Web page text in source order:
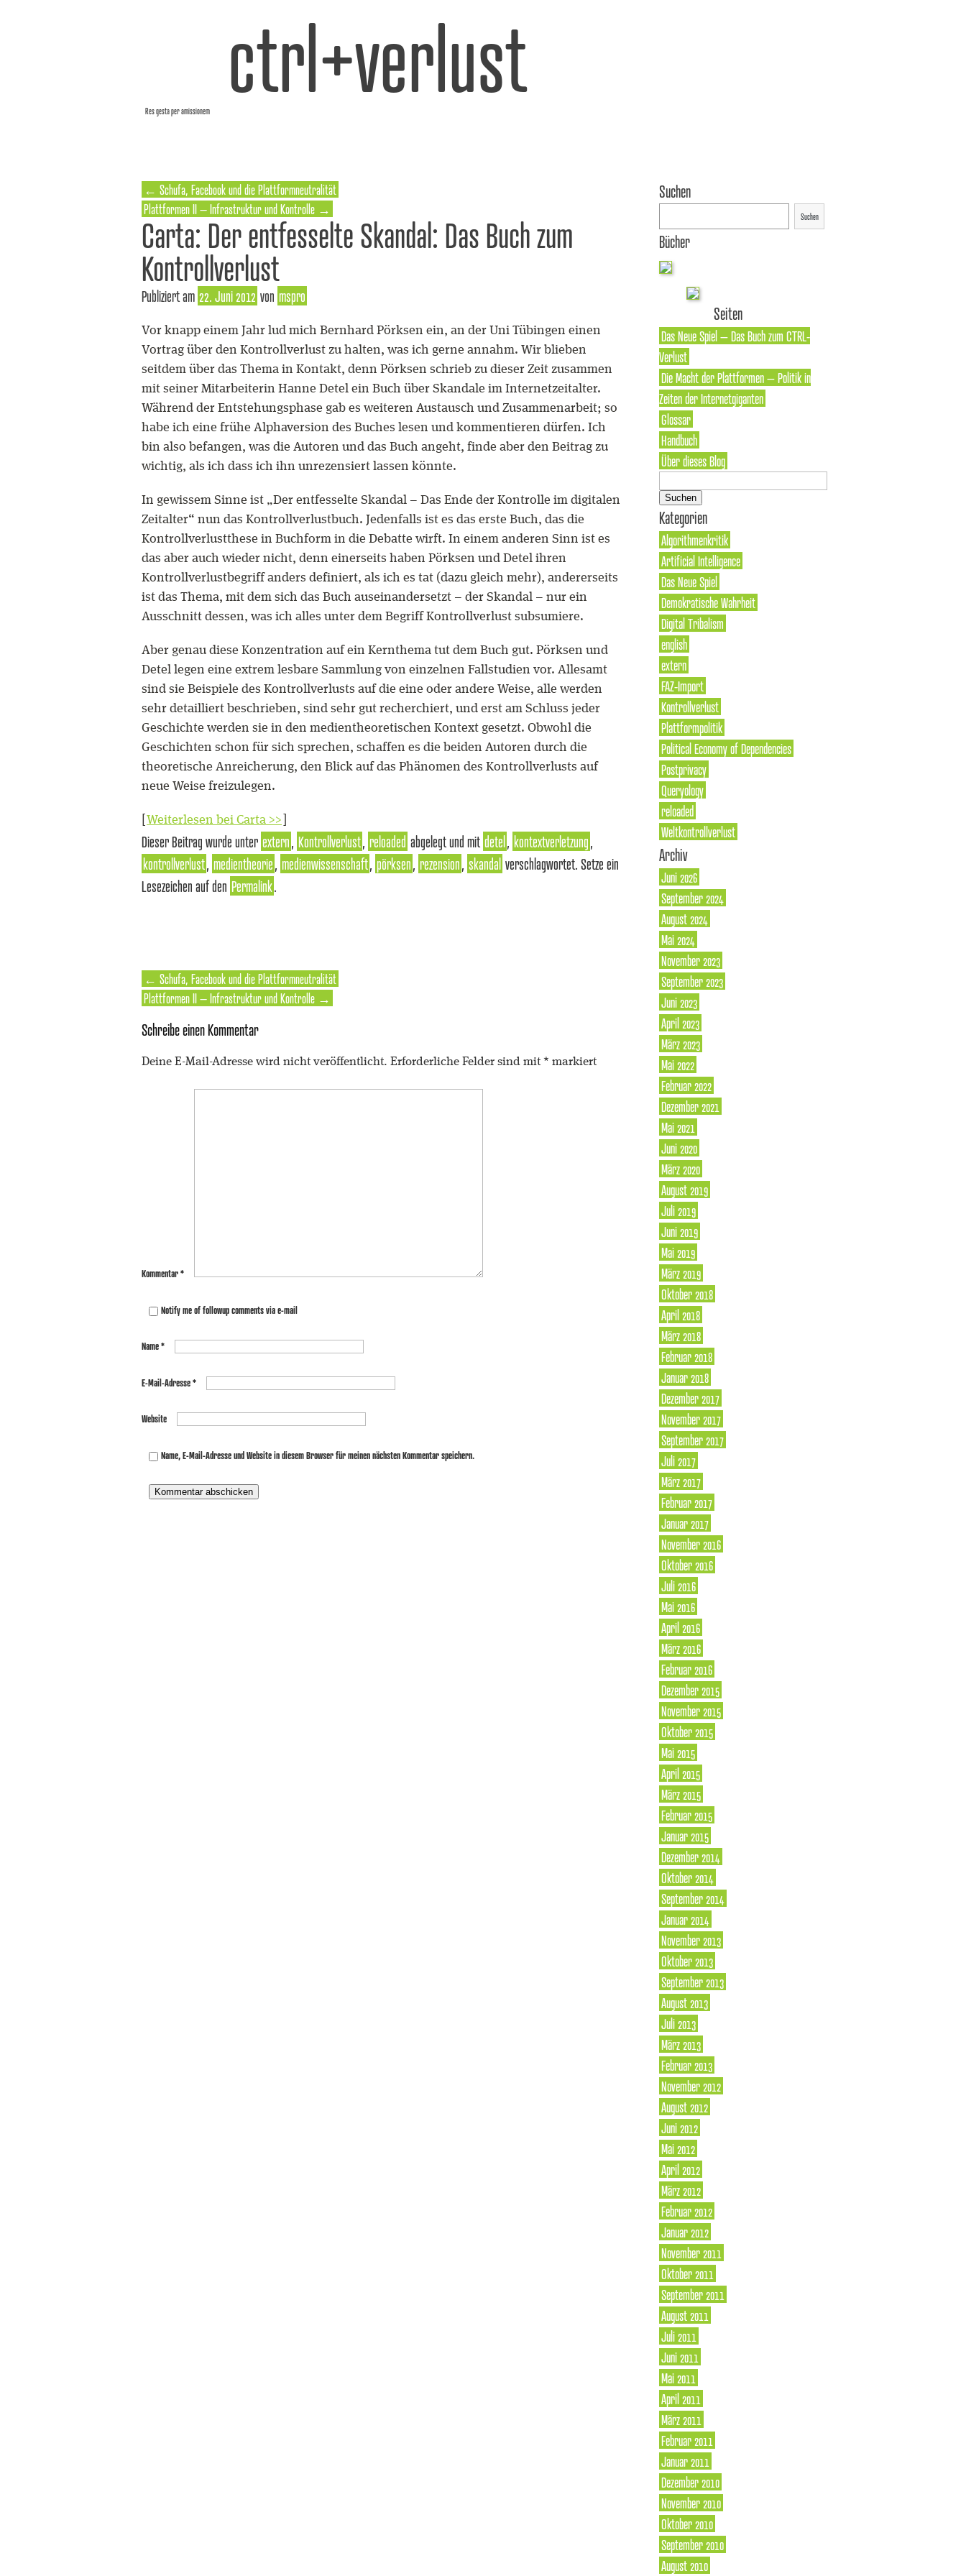
ctrl+verlust
Res gesta per amissionem
← Schufa, Facebook und die Plattformneutralität
Plattformen II – Infrastruktur und Kontrolle →
Carta: Der entfesselte Skandal: Das Buch zum
Kontrollverlust
Publiziert am 22. Juni 2012 von mspro
Vor knapp einem Jahr lud mich Bernhard Pörksen ein, an der Uni Tübingen einen
Vortrag über den Kontrollverlust zu halten, was ich gerne annahm. Wir blieben
seitdem über das Thema in Kontakt, denn Pörksen schrieb zu dieser Zeit zusammen
mit seiner Mitarbeiterin Hanne Detel ein Buch über Skandale im Internetzeitalter.
Während der Entstehungsphase gab es weiteren Austausch und Zusammenarbeit; so
habe ich eine frühe Alphaversion des Buches lesen und kommentieren dürfen. Ich
bin also befangen, was die Autoren und das Buch angeht, finde aber den Beitrag zu
wichtig, als ich dass ich ihn unrezensiert lassen könnte.
In gewissem Sinne ist „Der entfesselte Skandal – Das Ende der Kontrolle im digitalen
Zeitalter“ nun das Kontrollverlustbuch. Jedenfalls ist es das erste Buch, das die
Kontrollverlustthese in Buchform in die Debatte wirft. In einem anderen Sinn ist es
das aber auch wieder nicht, denn einerseits haben Pörksen und Detel ihren
Kontrollverlustbegriff anders definiert, als ich es tat (dazu gleich mehr), andererseits
ist das Thema, mit dem sich das Buch auseinandersetzt – der Skandal – nur ein
Ausschnitt dessen, was ich alles unter dem Begriff Kontrollverlust subsumiere.
Aber genau diese Konzentration auf ein Kernthema tut dem Buch gut. Pörksen und
Detel legen eine extrem lesbare Sammlung von einzelnen Fallstudien vor. Allesamt
sind sie Beispiele des Kontrollverlusts auf die eine oder andere Weise, alle werden
sehr detailliert beschrieben, sind sehr gut recherchiert, und erst am Schluss jeder
Geschichte werden sie in den medientheoretischen Kontext gesetzt. Obwohl die
Geschichten schon für sich sprechen, schaffen es die beiden Autoren durch die
theoretische Anreicherung, den Blick auf das Phänomen des Kontrollverlusts auf
neue Weise freizulegen.
Weiterlesen bei Carta >>
Dieser Beitrag wurde unter extern, Kontrollverlust, reloaded abgelegt und mit detel, kontextverletzung,
kontrollverlust, medientheorie, medienwissenschaft, pörksen, rezension, skandal verschlagwortet. Setze ein
Lesezeichen auf den Permalink.
← Schufa, Facebook und die Plattformneutralität
Plattformen II – Infrastruktur und Kontrolle →
Schreibe einen Kommentar
Deine E-Mail-Adresse wird nicht veröffentlicht. Erforderliche Felder sind mit * markiert
Kommentar*
Notify me of followup comments via e-mail
Name*
E-Mail-Adresse*
Website
Name, E-Mail-Adresse und Website in diesem Browser für meinen nächsten Kommentar speichern.
Suchen
Suchen
Bücher
Seiten
Das Neue Spiel – Das Buch zum CTRL-
Verlust
Die Macht der Plattformen – Politik in
Zeiten der Internetgiganten
Glossar
Handbuch
Über dieses Blog
Suchen
nach:
Kategorien
Algorithmenkritik
Artificial Intelligence
Das Neue Spiel
Demokratische Wahrheit
Digital Tribalism
english
extern
FAZ-Import
Kontrollverlust
Plattformpolitik
Political Economy of Dependencies
Postprivacy
Queryology
reloaded
Weltkontrollverlust
Archiv
Juni 2026
September 2024
August 2024
Mai 2024
November 2023
September 2023
Juni 2023
April 2023
März 2023
Mai 2022
Februar 2022
Dezember 2021
Mai 2021
Juni 2020
März 2020
August 2019
Juli 2019
Juni 2019
Mai 2019
März 2019
Oktober 2018
April 2018
März 2018
Februar 2018
Januar 2018
Dezember 2017
November 2017
September 2017
Juli 2017
März 2017
Februar 2017
Januar 2017
November 2016
Oktober 2016
Juli 2016
Mai 2016
April 2016
März 2016
Februar 2016
Dezember 2015
November 2015
Oktober 2015
Mai 2015
April 2015
März 2015
Februar 2015
Januar 2015
Dezember 2014
Oktober 2014
September 2014
Januar 2014
November 2013
Oktober 2013
September 2013
August 2013
Juli 2013
März 2013
Februar 2013
November 2012
August 2012
Juni 2012
Mai 2012
April 2012
März 2012
Februar 2012
Januar 2012
November 2011
Oktober 2011
September 2011
August 2011
Juli 2011
Juni 2011
Mai 2011
April 2011
März 2011
Februar 2011
Januar 2011
Dezember 2010
November 2010
Oktober 2010
September 2010
August 2010